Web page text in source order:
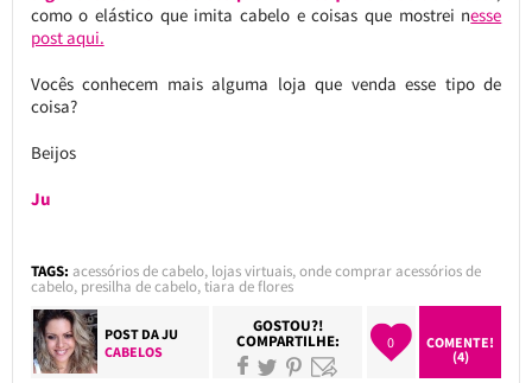
como o elástico que imita cabelo e coisas que mostrei nesse
post aqui.
Vocês conhecem mais alguma loja que venda esse tipo de
coisa?
Beijos
Ju
TAGS: acessórios de cabelo, lojas virtuais,onde comprar acessórios de
cabelo, presilha de cabelo,tiara de flores
POST DAJU
CABELOS
GOSTOU?!
COMPARTILHE: 0
COMENTE!
(4)